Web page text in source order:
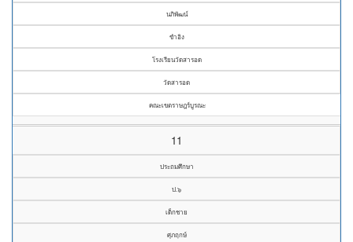
นภิพัฒน์
ขำอิง
โรงเรียนวัดสารอด
วัดสารอด
คณะเขตราษฎร์บูรณะ
11
ประถมศึกษา
ป.๖
เด็กชาย
ศุภฤกษ์